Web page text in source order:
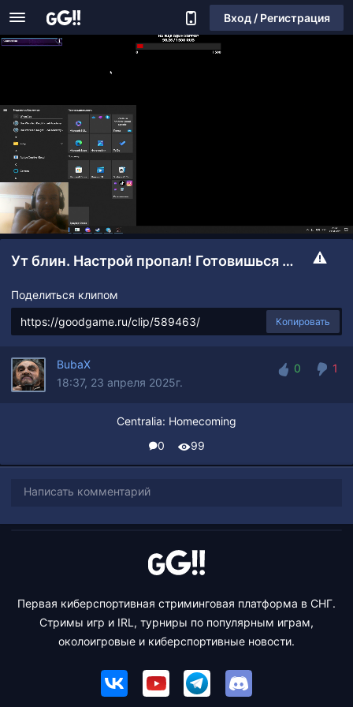
Вход / Регистрация
Ут блин. Настрой пропал! Готовишься планируешь а тут Хрень такая вылазает!
Поделиться клипом
Копировать
BubaX
18:37, 23 апреля 2025г.
0
1
Centralia: Homecoming
0
99
Написать комментарий
Первая киберспортивная стриминговая платформа в СНГ.
Стримы игр и IRL, турниры по популярным играм,
околоигровые и киберспортивные новости.